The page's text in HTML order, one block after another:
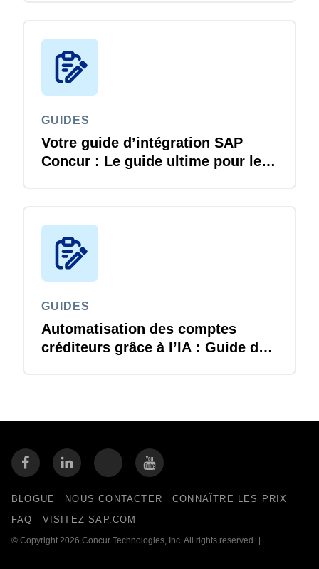
GUIDES
Votre guide d’intégration SAP
Concur : Le guide ultime pour les
GUIDES
Automatisation des comptes
créditeurs grâce à l’IA : Guide de
BLOGUE NOUS CONTACTER
CONNAÎTRE LES PRIX
FAQ
VISITEZ SAP.COM
© Copyright 2026 Concur Technologies, Inc. All rights reserved. |